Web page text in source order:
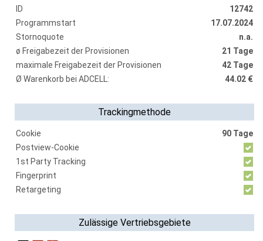
ID
12742
Programmstart
17.07.2024
Stornoquote
n.a.
ø Freigabezeit der Provisionen
21 Tage
maximale Freigabezeit der Provisionen
42 Tage
Ø Warenkorb bei ADCELL:
44.02 €
Trackingmethode
Cookie
90 Tage
Postview-Cookie
1st Party Tracking
Fingerprint
Retargeting
Zulässige Vertriebsgebiete